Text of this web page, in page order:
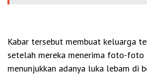
Kabar tersebut membuat keluarga
setelah mereka menerima foto-foto
menunjukkan adanya luka lebam di